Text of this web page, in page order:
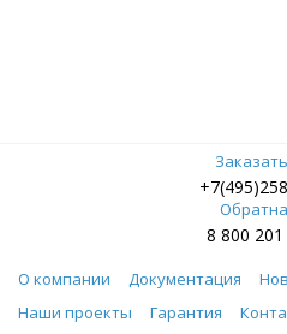
8 800
О компании Документация
Наши проекты
Гарантия